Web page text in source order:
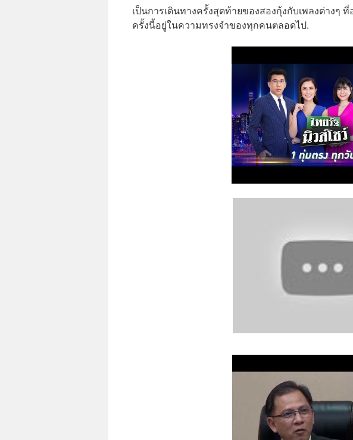
เป็นการเดินทางครั้งสุดท้ายของสองกุ้งกับเพลงต่างๆ
ครั้งนี้อยู่ในความทรงจำของทุกคนตลอดไป.